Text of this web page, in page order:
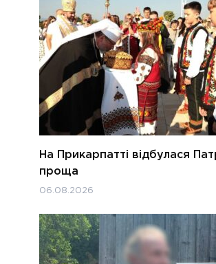
На Прикарпатті відбулася
проща
06.08.2026